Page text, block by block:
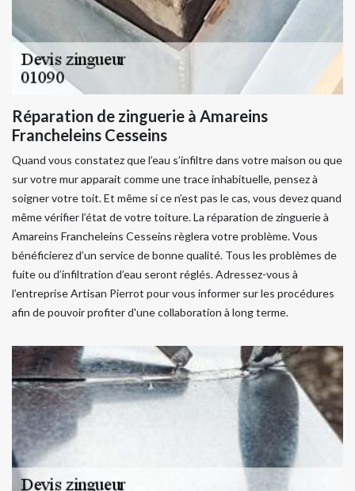
Réparation de zinguerie à Amareins
Francheleins Cesseins
Quand vous constatez que l’eau s’infiltre dans votre maison ou que
sur votre mur apparait comme une trace inhabituelle, pensez à
soigner votre toit. Et même si ce n’est pas le cas, vous devez quand
même vérifier l’état de votre toiture. La réparation de zinguerie à
Amareins Francheleins Cesseins règlera votre problème. Vous
bénéficierez d’un service de bonne qualité. Tous les problèmes de
fuite ou d’infiltration d’eau seront réglés. Adressez-vous à
l’entreprise Artisan Pierrot pour vous informer sur les procédures
afin de pouvoir profiter d'une collaboration à long terme.